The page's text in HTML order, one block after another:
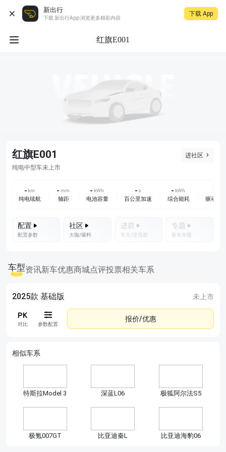
新出行
下载 新出行App 浏览更多精彩内容
下载 App
红旗E001
进社区
红旗E001
纯电中型车未上市
- km
纯电续航
- mm
轴距
- kWh
电池容量
- s
百公里加速
- kWh
综合能耗 驱动方
配置
配置参数
社区
大咖/爆料
进群
车主/交流群
专题
新车专题
车型资讯新车优惠商城点评投票相关车系
2025款 基础版 未上市
对比 参数配置
报价/优惠
相似车系
特斯拉Model 3 深蓝L06 极狐阿尔法S5
极氪007GT 比亚迪秦L 比亚迪海豹06